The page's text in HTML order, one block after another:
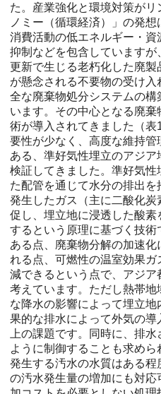
た。産業強化と環境対策が
ノミー（循環経済）」の発
消費活動の低エネルギー・
抑制などを包含しています
更新で生じる老朽化した廃
が懸念される不要物の受け
全な廃棄物処分システムの
います。その中心となる廃
術が導入されてきました（
要性が少なく、高度な維持
ある、準好気性埋立のアジ
検証してきました。準好気
た配管を通じて水分の排出
発生したガス（主に二酸化
促し、埋立地に浸透した酸
するという原理に基づく技
ある点、廃棄物分解の加速
れる点、可燃性の温室効果
減できるという点で、アジ
考えています。ただし熱帯
な降水の影響によって埋立
果的な排水によって外気の
上の課題です。同時に、排
ように制御することも求め
発生する汚水の水質はある
の汚水発生量の増加にも対